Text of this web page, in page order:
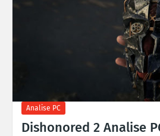
Analise PC
Dishonored 2 Analise